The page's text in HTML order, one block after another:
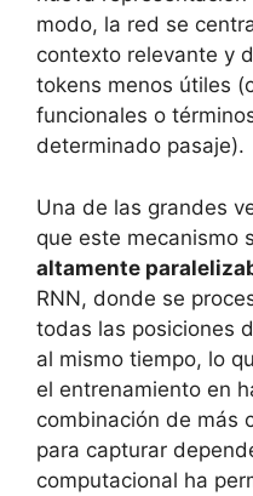
modo, la red se
contexto relevante y
tokens menos útiles
funcionales o
determinado pasaje).
Una de las grandes
que este mecanismo
altamente
RNN, donde se
todas las posiciones
al mismo tiempo, lo
el entrenamiento en
combinación de más
para capturar
computacional ha